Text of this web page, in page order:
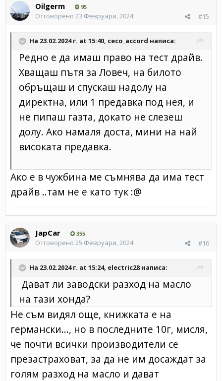
Oilgerm 95
#15
Отговорено 23 Февруари, 2024
На 23.02.2024 г. at 15:40, ceco_accord написа:
Редно е да имаш право на тест драйв.
Хващаш пътя за Ловеч, на билото
обръщаш и спускаш надолу на
директна, или 1 предавка под нея, и
не пипаш газта, докато не слезеш
долу. Ако намаля доста, мини на най
високата предавка.
Ако е в чужбина ме съмнява да има тест
драйв ..там не е като тук :@
JapCar 355
#16
Отговорено 25 Февруари, 2024
На 23.02.2024 г. at 15:24, electric28написа:
Дават ли заводски разход на масло
на тази хонда?
Не съм видял още, книжката е на
германски..., но в последните 10г, мисля,
че почти всички производители се
презастраховат, за да не им досаждат за
голям разход на масло и дават